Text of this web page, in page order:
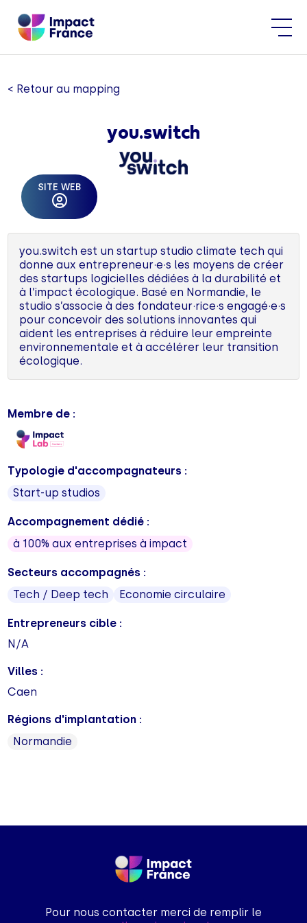
< Retour au mapping
you.switch
SITE WEB
you.switch est un startup studio climate tech qui
donne aux entrepreneur·e·s les moyens de créer
des startups logicielles dédiées à la durabilité et
à l’impact écologique. Basé en Normandie, le
studio s’associe à des fondateur·rice·s engagé·e·s
pour concevoir des solutions innovantes qui
aident les entreprises à réduire leur empreinte
environnementale et à accélérer leur transition
écologique.
Membre de :
Typologie d'accompagnateurs :
Start-up studios
Accompagnement dédié :
à 100% aux entreprises à impact
Secteurs accompagnés :
Tech / Deep tech
Economie circulaire
Entrepreneurs cible :
N/A
Villes :
Caen
Régions d'implantation :
Normandie
Pour nous contacter merci de remplir le